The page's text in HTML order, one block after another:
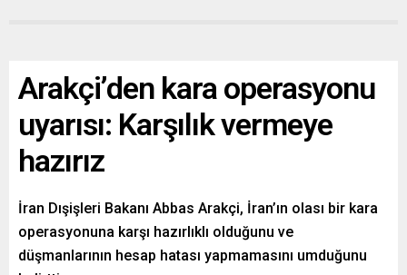
Arakçi’den kara operasyonu
uyarısı: Karşılık vermeye
hazırız
İran Dışişleri Bakanı Abbas Arakçi, İran’ın olası bir kara
operasyonuna karşı hazırlıklı olduğunu ve
düşmanlarının hesap hatası yapmamasını umduğunu